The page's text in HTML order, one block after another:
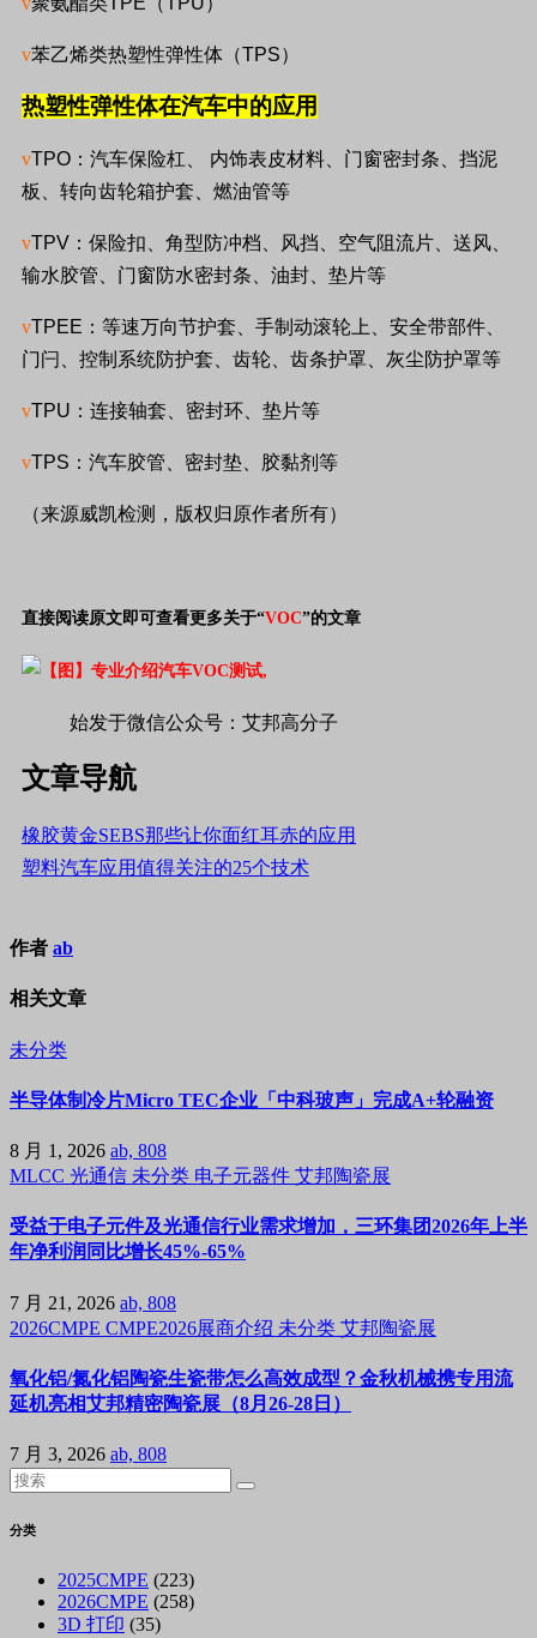
v苯乙烯类热塑性弹性体（TPS）
热塑性弹性体在汽车中的应用
vTPO ：汽车保险杠、 内饰表皮材料、门窗密封条、挡泥
板、转向齿轮箱护套、燃油管等
vTPV ：保险扣、角型防冲档、风挡、空气阻流片、送风、
输水胶管、门窗防水密封条、油封、垫片等
vTPEE ：等速万向节护套、手制动滚轮上、安全带部件、
门闩、控制系统防护套、齿轮、齿条护罩、灰尘防护罩等
vTPU ：连接轴套、密封环、垫片等
vTPS ：汽车胶管、密封垫、胶黏剂等
（来源威凯检测，版权归原作者所有）
直接阅读原文即可查看更多关于“VOC”的文章
,
始发于微信公众号：艾邦高分子
文章导航
橡胶黄金SEBS那些让你面红耳赤的应用
塑料汽车应用值得关注的25个技术
作者 ab
相关文章
未分类
半导体制冷片Micro TEC企业「中科玻声」完成A+轮融资
8 月 1, 2026 ab, 808
MLCC 光通信 未分类 电子元器件 艾邦陶瓷展
受益于电子元件及光通信行业需求增加，三环集团2026年上半
年净利润同比增长45%-65%
7 月 21, 2026 ab, 808
2026CMPE CMPE2026展商介绍 未分类 艾邦陶瓷展
氧化铝/氮化铝陶瓷生瓷带怎么高效成型？金秋机械携专用流
延机亮相艾邦精密陶瓷展（8月26-28日）
7 月 3, 2026 ab, 808
分类
2025CMPE (223)
2026CMPE (258)
3D 打印 (35)